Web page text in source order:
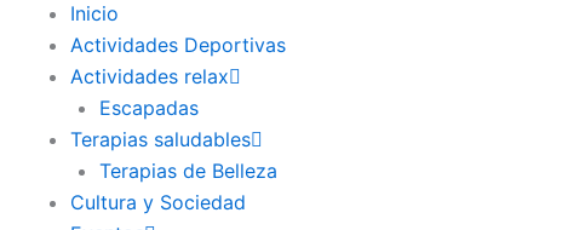
Inicio
Actividades Deportivas
Actividades relax
Escapadas
Terapias saludables
Terapias de Belleza
Cultura y Sociedad